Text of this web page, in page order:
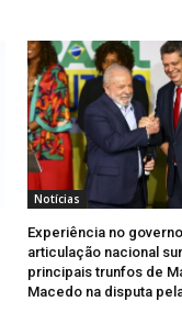
Notícias
Experiência no
articulação nacional
principais trunfos de
Macedo na disputa